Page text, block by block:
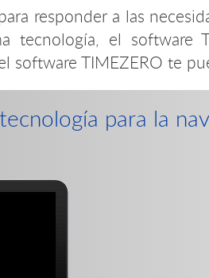
responder a las
tecnología, el
software TIMEZERO te
para la